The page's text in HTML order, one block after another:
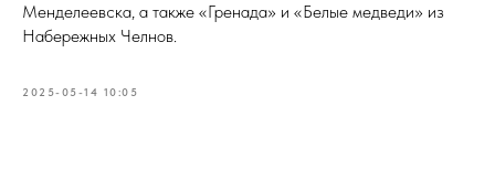
Менделеевска, а также «Гренада» и «Белые медведи» из
Набережных Челнов.
2025-05-14 10:05